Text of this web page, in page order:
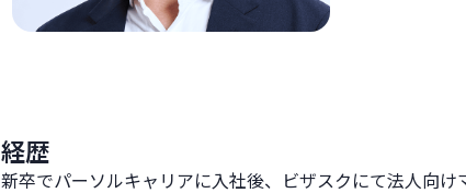
経歴
新卒でパーソルキャリアに入社後、ビザスクにて法人向け